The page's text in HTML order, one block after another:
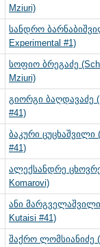
Mziuri)
სანდრო
Experimental #1)
სოფიო ბრეგაძე
Mziuri)
გიორგი ბაღდავაძე
#41)
ბაკური ცუცხაშვილი
#41)
ალექსანდრე
Komarovi)
ანი
Kutaisi #41)
შაქრო ლომსიანიძე